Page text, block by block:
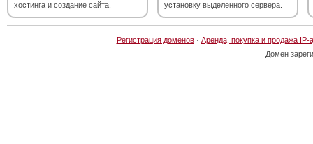
хостинга и создание сайта.
установку выделенного сервера.
Регистрация доменов· Аренда, покупка и продажа IP-
Домен